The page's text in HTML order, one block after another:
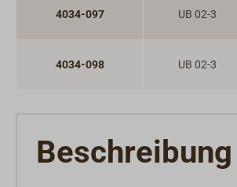
Möbelbeschläge
Schlösser
4034-097 UB 02-3
4034-098 UB 02-3
Beschreibung